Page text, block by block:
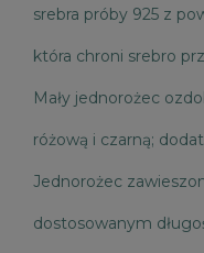
srebra próby 925 z
która chroni srebro
Mały jednorożec
różową i czarną;
Jednorożec
dostosowanym